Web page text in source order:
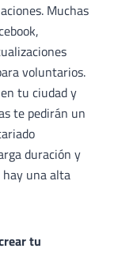
Muchas
voluntarios.
tu ciudad y
te pedirán un
duración y
hay una alta
tu